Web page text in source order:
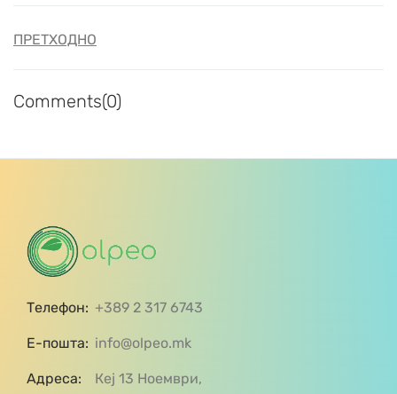
ПРЕТХОДНО
Comments(0)
Телефон: +389 2 317 6743
Е-пошта: info@olpeo.mk
Адреса:
Кеј 13 Ноември,